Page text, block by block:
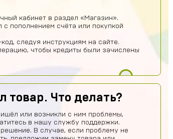
кабинет в раздел «Магазин».
с пополнением счёта или покупкой
следуя инструкциям на сайте.
чтобы кредиты были зачислены
товар. Что делать?
или возникли с ним проблемы,
в нашу службу поддержки.
В случае, если проблему не